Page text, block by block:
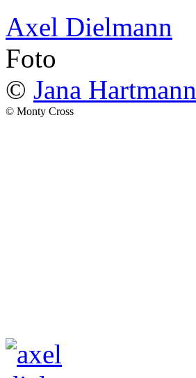
Axel Dielmann
Foto
© Jana Hartmann
© Monty Cross